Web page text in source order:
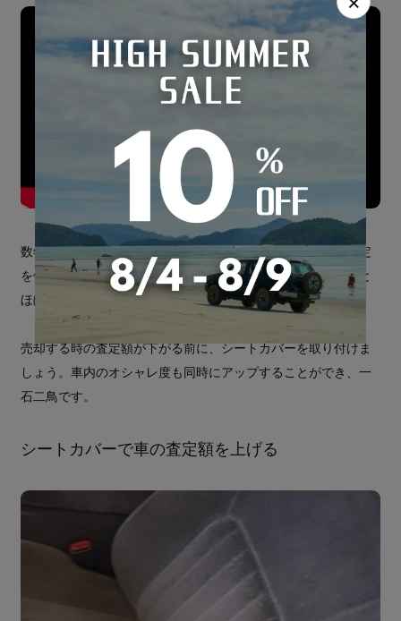
数年乗った後、売却する時に、シートカバーをつけたまま査定
を依頼してもいいですし、シートカバーを外せば、買った時と
ほぼ同じ純正シートの見た目で売ることができます。
売却する時の査定額が下がる前に、シートカバーを取り付けま
しょう。車内のオシャレ度も同時にアップすることができ、一
石二鳥です。
シートカバーで車の査定額を上げる